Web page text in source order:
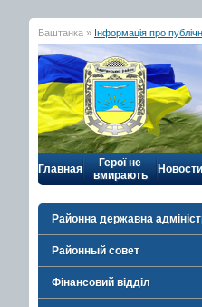
Баштанка » Інформація про
Главная
Герої не
вмирають
Новости
Районна державна
Районный совет
Фінансовий відділ